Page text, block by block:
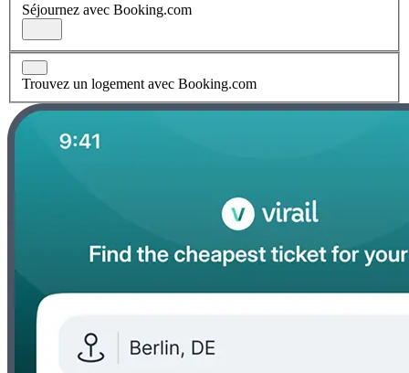
Séjournez avec Booking.com
Trouvez un logement avec Booking.com